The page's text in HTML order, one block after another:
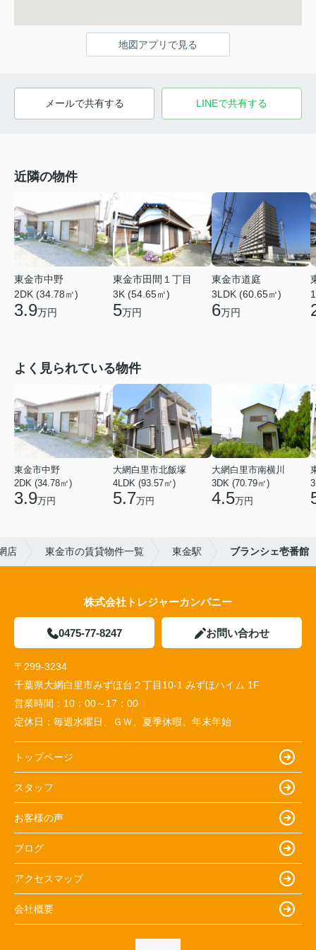
地図アプリで見る
メールで共有する LINEで共有する
近隣の物件
東金市中野
2DK (34.78㎡)
3.9万円
東金市田間１丁目
3K (54.65㎡)
5万円
東金市道庭
3LDK (60.65㎡)
6万円
よく見られている物件
東金市中野
2DK (34.78㎡)
3.9万円
大網白里市北飯塚
4LDK (93.57㎡)
5.7万円
大網白里市南横川
3DK (70.79㎡)
4.5万円
店 東金市の賃貸物件一覧 東金駅 ブランシェ壱番館
株式会社トレジャーカンパニー
0475-77-8247 お問い合わせ
〒299-3234
千葉県大網白里市みずほ台２丁目10-1 みずほハイム 1F
営業時間： 10：00～17：00
定休日： 毎週水曜日、ＧＷ、夏季休暇、年末年始
トップページ
スタッフ
お客様の声
ブログ
アクセスマップ
会社概要